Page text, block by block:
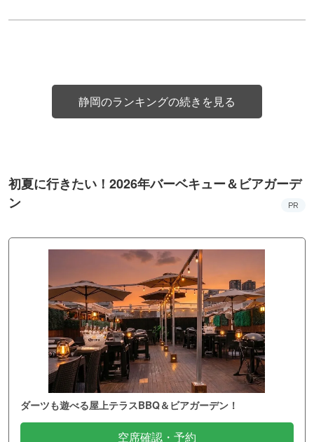
静岡のランキングの続きを見る
初夏に行きたい！2026年バーベキュー＆ビアガーデ
ン
PR
ダーツも遊べる屋上テラスBBQ＆ビアガーデン！
空席確認・予約